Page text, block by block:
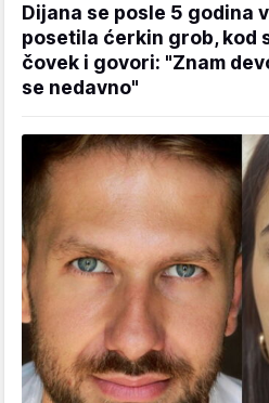
Dijana se posle 5 godina
posetila ćerkin grob, kod
čovek i govori: "Znam
se nedavno"